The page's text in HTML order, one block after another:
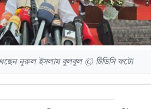
নূরুল ইসলাম বুলবুল © টিডিসি ফটো